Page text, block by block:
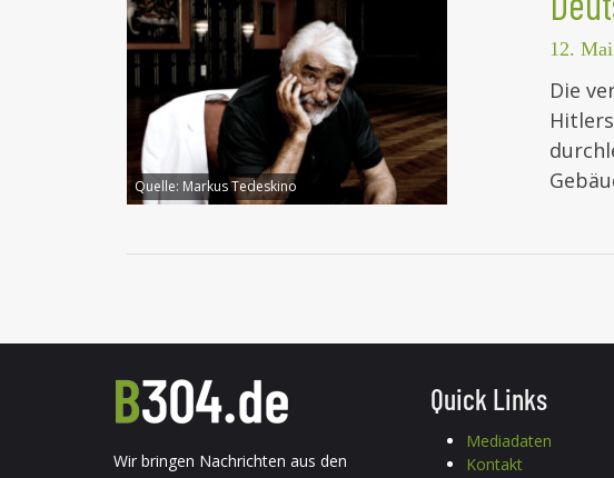
Quelle: Markus Tedeskino
12.
Die
Wir bringen Nachrichten aus den
Quick Links
Mediadaten
Kontakt